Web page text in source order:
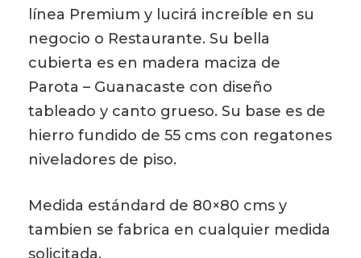
línea Premium y lucirá increíble en su
negocio o Restaurante. Su bella
cubierta es en madera maciza de
Parota – Guanacaste con diseño
tableado y canto grueso. Su base es de
hierro fundido de 55 cms con regatones
niveladores de piso.
Medida estándard de 80×80 cms y
tambien se fabrica en cualquier medida
solicitada.